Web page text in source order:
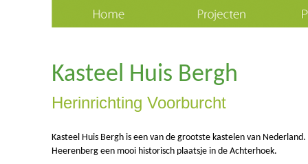
Kasteel Huis Bergh
Herinrichting Voorburcht
Kasteel Huis Bergh is een van de grootste kastelen van
Heerenberg een mooi historisch plaatsje in de Achterhoek.